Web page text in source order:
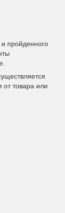
пройденного
от товара или